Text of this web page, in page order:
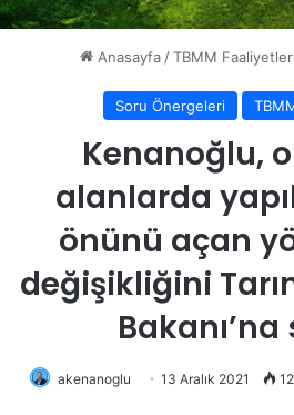
Anasayfa / TBMM Faaliyetleri
Soru Önergeleri
Kenanoğlu,
alanlarda
önünü açan
değişikliğini
akenanoglu 13 Aralık 2021